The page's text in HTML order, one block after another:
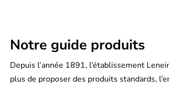
Notre guide produits
Depuis l’année 1891, l’établissement
plus de proposer des produits standards,